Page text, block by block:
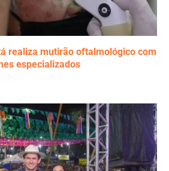
realiza mutirão oftalmológico com
especializados